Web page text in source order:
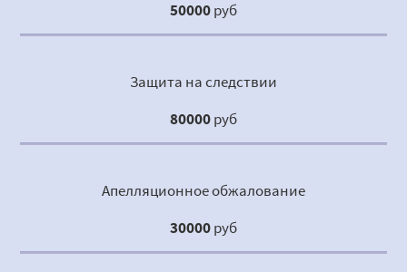
50000руб
Защита на следствии
80000руб
Апелляционное обжалование
30000руб